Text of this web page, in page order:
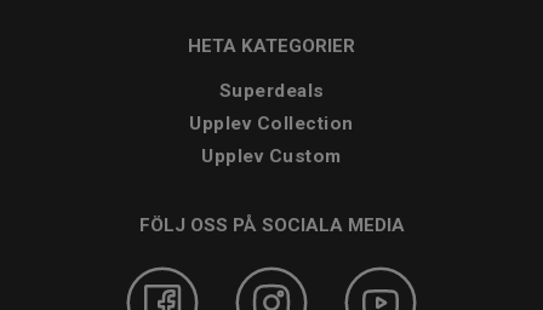
HETA KATEGORIER
Superdeals
Upplev Collection
Upplev Custom
FÖLJ OSS PÅ SOCIALA MEDIA